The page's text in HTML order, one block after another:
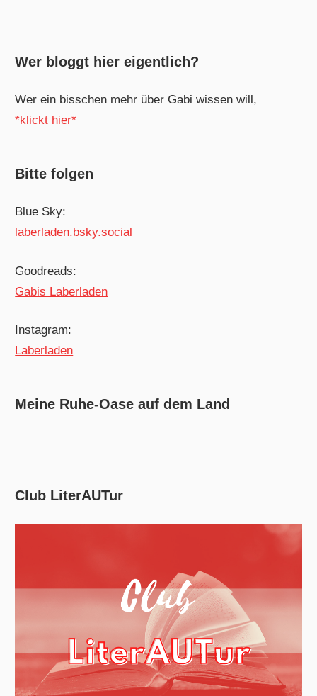
Wer bloggt hier eigentlich?
Wer ein bisschen mehr über Gabi wissen will,
*klickt hier*
Bitte folgen
Blue Sky:
laberladen.bsky.social
Goodreads:
Gabis Laberladen
Instagram:
Laberladen
Meine Ruhe-Oase auf dem Land
Club LiterAUTur